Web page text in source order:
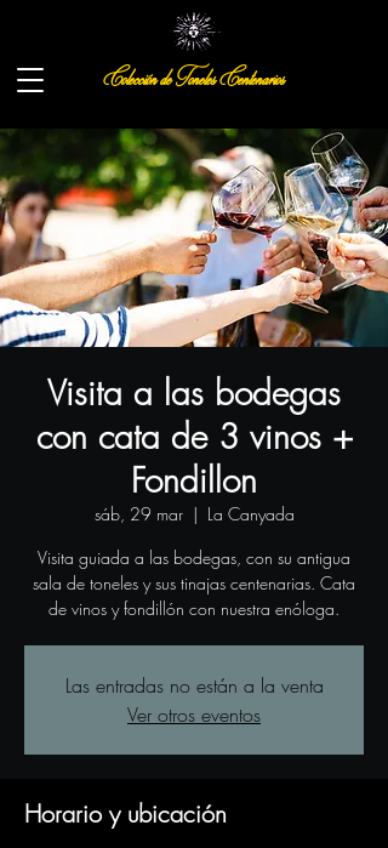
Colección de Toneles Centenarios
Visita a las bodegas
con cata de 3 vinos +
Fondillon
sáb, 29 mar
  |
La Canyada
Visita guiada a las bodegas, con su antigua
sala de toneles y sus tinajas centenarias. Cata
de vinos y fondillón con nuestra enóloga.
Las entradas no están a la venta
Ver otros eventos
Horario y ubicación